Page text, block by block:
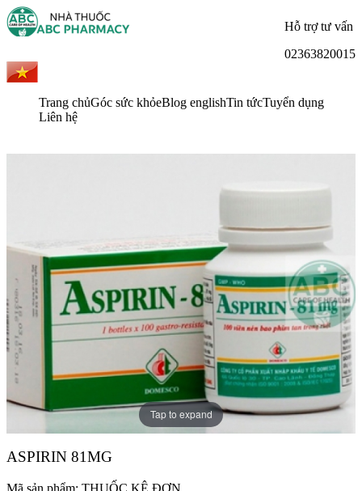
Hỗ trợ tư vấn
02363820015
Trang chủGóc sức khỏeBlog englishTin tứcTuyển dụng
Liên hệ
Tap to expand
ASPIRIN 81MG
Mã sản phẩm: THUỐC KÊ ĐƠN